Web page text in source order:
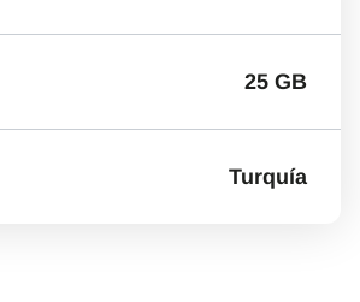
25 GB
Turquía